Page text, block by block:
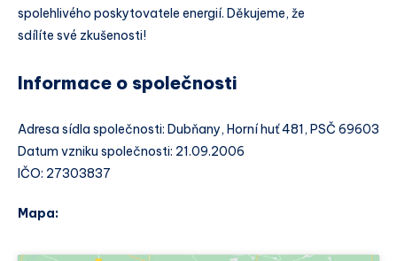
spolehlivého poskytovatele energií. Děkujeme, že
sdílíte své zkušenosti!
Informace o společnosti
Adresa sídla společnosti: Dubňany, Horní huť 481, PSČ 69603
Datum vzniku společnosti: 21.09.2006
IČO: 27303837
Mapa: